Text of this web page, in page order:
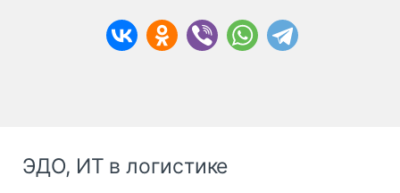
ЭДО, ИТ в логистике